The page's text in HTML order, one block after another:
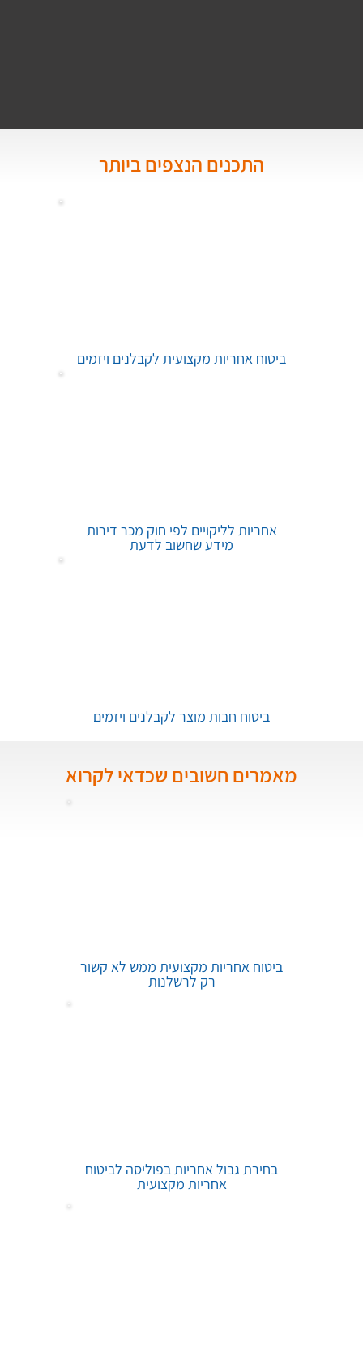
ביטוח אחריות מקצועית לקבלנים ויזמים
אחריות לליקויים לפי חוק מכר דירות
מידע שחשוב לדעת
ביטוח חבות מוצר לקבלנים ויזמים
התכנים הנצפים ביותר
ביטוח אחריות מקצועית ממש לא קשור
רק לרשלנות
בחירת גבול אחריות בפוליסה לביטוח
אחריות מקצועית
מאמרים חשובים שכדאי לקרוא